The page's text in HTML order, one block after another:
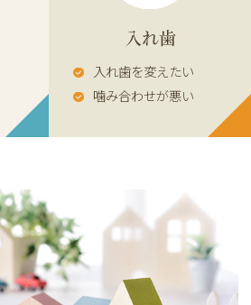
入れ歯
入れ歯を変えたい
噛み合わせが悪い